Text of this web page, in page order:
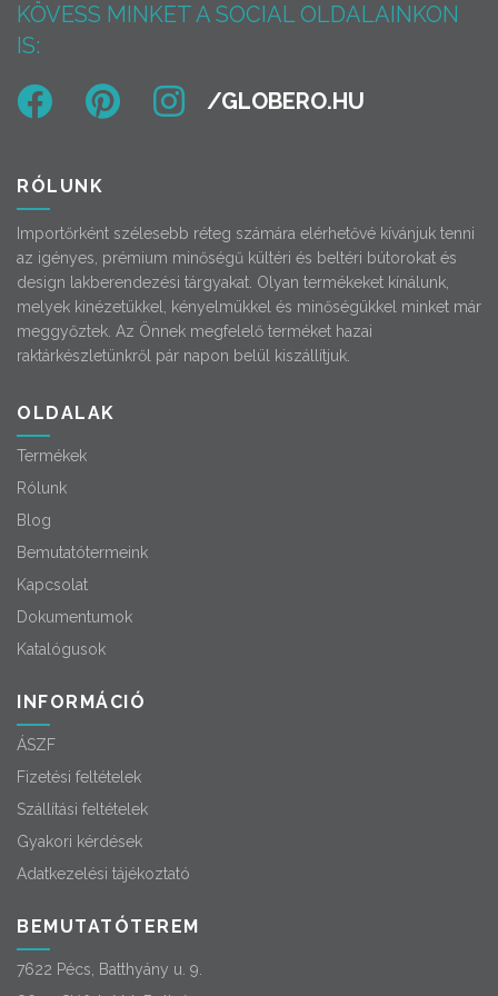
KÖVESS MINKET A SOCIAL OLDALAINKON
IS:
RÓLUNK
Importőrként szélesebb réteg számára elérhetővé kívánjuk tenni
az igényes, prémium minőségű kültéri és beltéri bútorokat és
design lakberendezési tárgyakat. Olyan termékeket kínálunk,
melyek kinézetükkel, kényelmükkel és minőségükkel minket már
meggyőztek. Az Önnek megfelelő terméket hazai
raktárkészletünkről pár napon belül kiszállítjuk.
OLDALAK
Termékek
Rólunk
Blog
Bemutatótermeink
Kapcsolat
Dokumentumok
Katalógusok
INFORMÁCIÓ
ÁSZF
Fizetési feltételek
Szállítási feltételek
Gyakori kérdések
Adatkezelési tájékoztató
BEMUTATÓTEREM
7622 Pécs, Batthyány u. 9.